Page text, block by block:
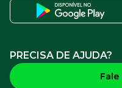
PRECISA DE AJUDA?